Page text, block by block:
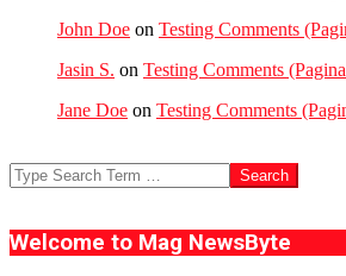
John Doe on Testing Comments
Jasin S. on Testing Comments
Jane Doe on Testing Comments
Search
Welcome to Mag NewsByte